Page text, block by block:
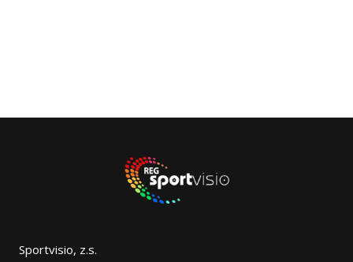
Sportvisio, z.s.